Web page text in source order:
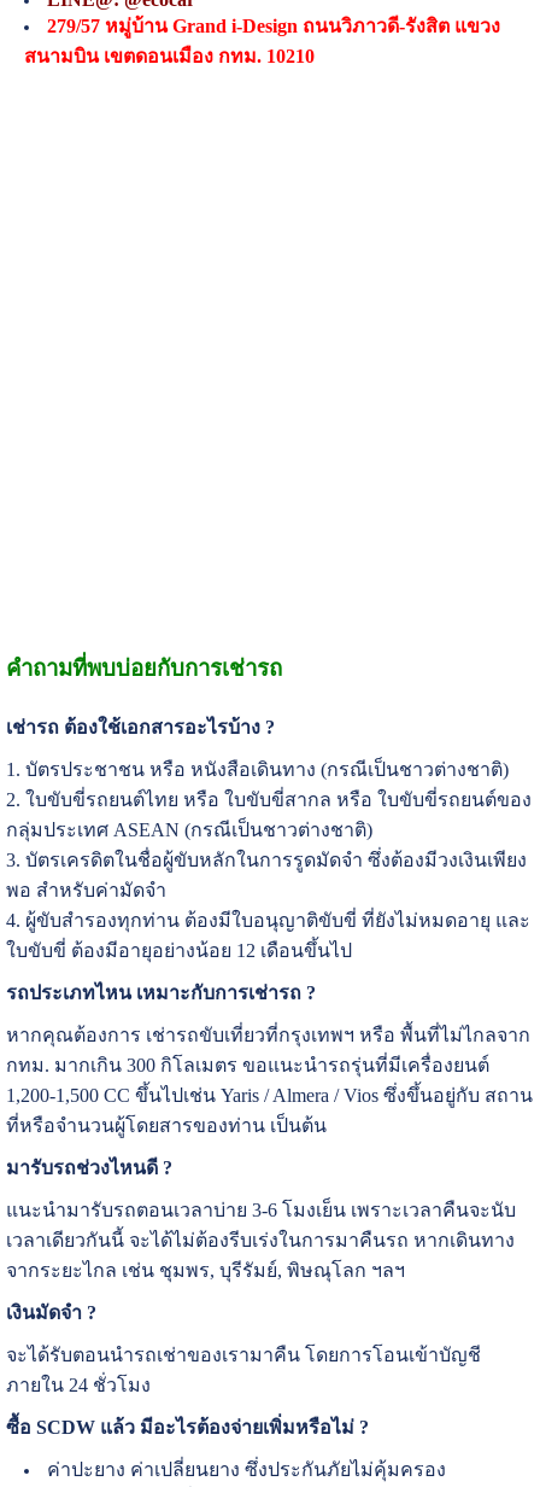
279/57 หมู่บ้าน Grand i-Design ถนนวิภาวดี-รังสิต แขวง
สนามบิน เขตดอนเมือง กทม. 10210
คำถามที่พบบ่อยกับการเช่ารถ
เช่ารถ ต้องใช้เอกสารอะไรบ้าง ?
1. บัตรประชาชน หรือ หนังสือเดินทาง (กรณีเป็นชาวต่างชาติ)
2. ใบขับขี่รถยนต์ไทย หรือ ใบขับขี่สากล หรือ ใบขับขี่รถยนต์ของ
กลุ่มประเทศ ASEAN (กรณีเป็นชาวต่างชาติ)
3. บัตรเครดิตในชื่อผู้ขับหลักในการรูดมัดจำ ซึ่งต้องมีวงเงินเพียง
พอ สำหรับค่ามัดจำ
4. ผู้ขับสำรองทุกท่าน ต้องมีใบอนุญาติขับขี่ ที่ยังไม่หมดอายุ และ
ใบขับขี่ ต้องมีอายุอย่างน้อย 12 เดือนขึ้นไป
รถประเภทไหน เหมาะกับการเช่ารถ ?
หากคุณต้องการ เช่ารถขับเที่ยวที่กรุงเทพฯ หรือ พื้นที่ไม่ไกลจาก
กทม. มากเกิน 300 กิโลเมตร ขอแนะนำรถรุ่นที่มีเครื่องยนต์
1,200-1,500 CC ขึ้นไปเช่น Yaris / Almera / Vios ซึ่งขึ้นอยู่กับ สถาน
ที่หรือจำนวนผู้โดยสารของท่าน เป็นต้น
มารับรถช่วงไหนดี ?
แนะนำมารับรถตอนเวลาบ่าย 3-6 โมงเย็น เพราะเวลาคืนจะนับ
เวลาเดียวกันนี้ จะได้ไม่ต้องรีบเร่งในการมาคืนรถ หากเดินทาง
จากระยะไกล เช่น ชุมพร, บุรีรัมย์, พิษณุโลก ฯลฯ
เงินมัดจำ ?
จะได้รับตอนนำรถเช่าของเรามาคืน โดยการโอนเข้าบัญชี
ภายใน 24 ชั่วโมง
ซื้อ SCDW แล้ว มีอะไรต้องจ่ายเพิ่มหรือไม่ ?
ค่าปะยาง ค่าเปลี่ยนยาง ซึ่งประกันภัยไม่คุ้มครอง